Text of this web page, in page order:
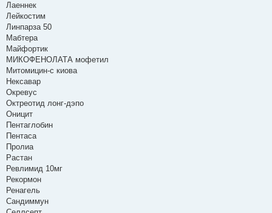
Лаеннек
Лейкостим
Линпарза 50
Мабтера
Майфортик
МИКОФЕНОЛАТА мофетил
Митомицин-с киова
Нексавар
Окревус
Октреотид лонг-дэпо
Оницит
Пентаглобин
Пентаса
Пролиа
Растан
Ревлимид 10мг
Рекормон
Ренагель
Сандиммун